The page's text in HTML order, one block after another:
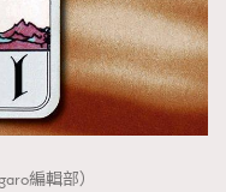
編輯部）